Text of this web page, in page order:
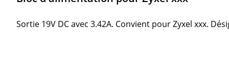
Sortie 19V DC avec 3.42A. Convient pour Zyxel xxx.